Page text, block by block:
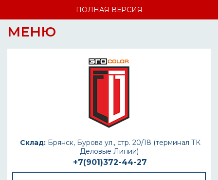
ПОЛНАЯ ВЕРСИЯ
МЕНЮ
Склад:Брянск, Бурова ул., стр. 20/18 (терминал ТК
Деловые Линии)
+7(901)372-44-27